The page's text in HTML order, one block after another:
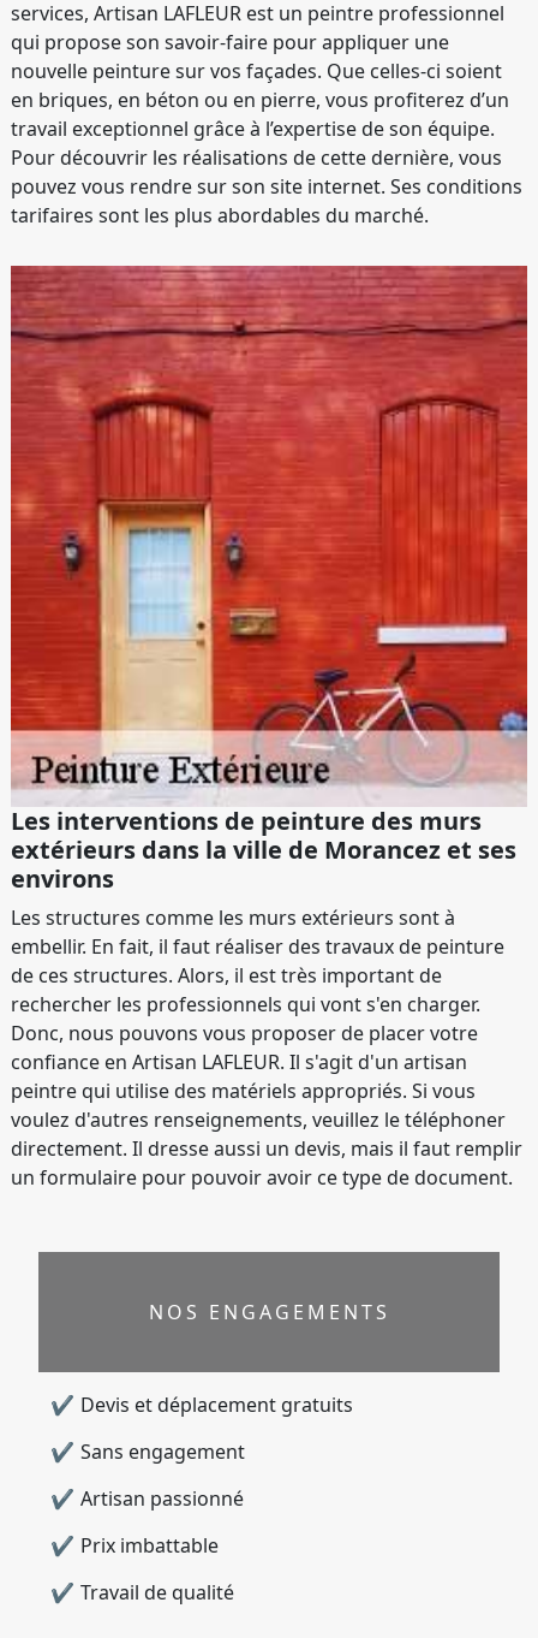
services, Artisan LAFLEUR est un peintre professionnel
qui propose son savoir-faire pour appliquer une
nouvelle peinture sur vos façades. Que celles-ci soient
en briques, en béton ou en pierre, vous profiterez d’un
travail exceptionnel grâce à l’expertise de son équipe.
Pour découvrir les réalisations de cette dernière, vous
pouvez vous rendre sur son site internet. Ses conditions
tarifaires sont les plus abordables du marché.
Les interventions de peinture des murs
extérieurs dans la ville de Morancez et ses
environs
Les structures comme les murs extérieurs sont à
embellir. En fait, il faut réaliser des travaux de peinture
de ces structures. Alors, il est très important de
rechercher les professionnels qui vont s'en charger.
Donc, nous pouvons vous proposer de placer votre
confiance en Artisan LAFLEUR. Il s'agit d'un artisan
peintre qui utilise des matériels appropriés. Si vous
voulez d'autres renseignements, veuillez le téléphoner
directement. Il dresse aussi un devis, mais il faut remplir
un formulaire pour pouvoir avoir ce type de document.
NOS ENGAGEMENTS
Devis et déplacement gratuits
Sans engagement
Artisan passionné
Prix imbattable
Travail de qualité